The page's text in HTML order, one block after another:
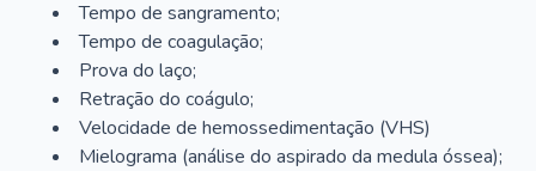
Tempo de sangramento;
Tempo de coagulação;
Prova do laço;
Retração do coágulo;
Velocidade de hemossedimentação (VHS)
Mielograma (análise do aspirado da medula óssea);